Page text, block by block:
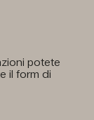
potete
il form di